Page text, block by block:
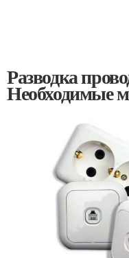
Разводка
Необходимые